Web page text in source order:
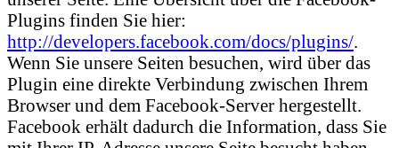
Plugins finden Sie hier:
http://developers.facebook.com/docs/plugins/.
Wenn Sie unsere Seiten besuchen, wird über das
Plugin eine direkte Verbindung zwischen Ihrem
Browser und dem Facebook-Server hergestellt.
Facebook erhält dadurch die Information, dass Sie